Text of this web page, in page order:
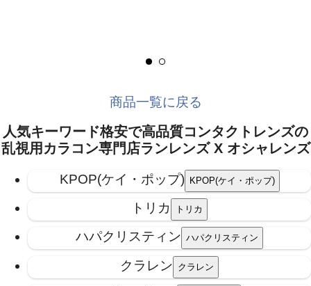
商品一覧に戻る
人気キーワード格安で高品質コンタクトレンズの
乱視用カラコン専門店ランレンズ X オシャレンズ
KPOP(ケイ・ポップ)
トリカ
ハパクリスティン
クラレン